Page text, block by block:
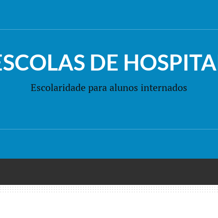
DE
Escolaridade para alunos internados